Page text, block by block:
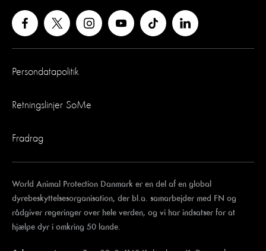
Persondatapolitik
Retningslinjer SoMe
Fradrag
World Animal Protection Danmark er en del af en global
dyrebeskyttelsesorganisation, der bl.a. samarbejder med FN og
rådgiver regeringer over hele verden, og vi har indsatser for at
hjælpe dyr i omkring 50 lande.